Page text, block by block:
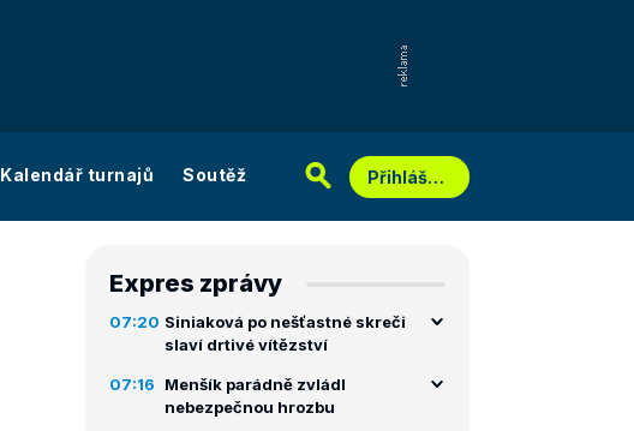
Kalendář turnajů Soutěž Přihlášení
Expres zprávy
07:20 Siniaková po nešťastné skreči
slaví drtivé vítězství
07:16
Menšík parádně zvládl
nebezpečnou hrozbu